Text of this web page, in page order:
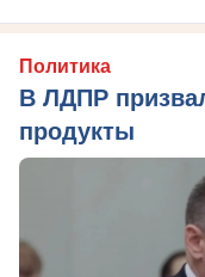
Политика
В ЛДПР
продукты